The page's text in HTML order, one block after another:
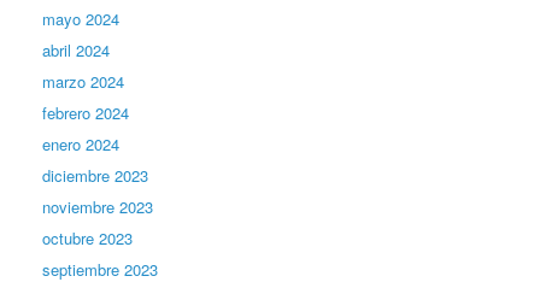
mayo 2024
abril 2024
marzo 2024
febrero 2024
enero 2024
diciembre 2023
noviembre 2023
octubre 2023
septiembre 2023